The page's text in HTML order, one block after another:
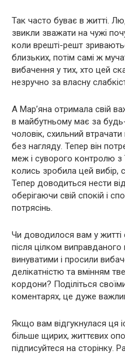
Так часто буває в житті.
звикли зважати на чужі
коли врешті-решт
близьких, потім самі ж
вибачення у тих, хто цей
незручно за власну
А Мар’яна отримала свій
в майбутньому має за будь-
чоловік, схильний
без нагляду. Тепер він
меж і суворого контролю
колись зробила цей
Тепер доводиться нести
оберігаючи свій спокій і
потрясінь.
Чи доводилося вам у житті
після цілком виправданого
винуватими і просили
делікатністю та вмінням
кордони? Поділіться
коментарях, це дуже
Якщо вам відгукнулася ця
більше щирих, життєвих
підписуйтеся на сторінку.